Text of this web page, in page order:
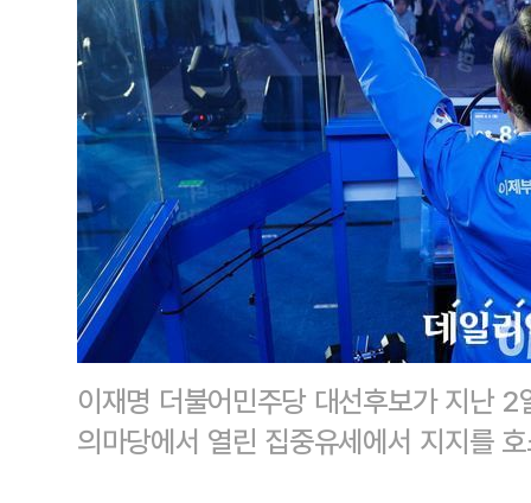
이재명 더불어민주당 대선후보가 지난
의마당에서 열린 집중유세에서 지지를